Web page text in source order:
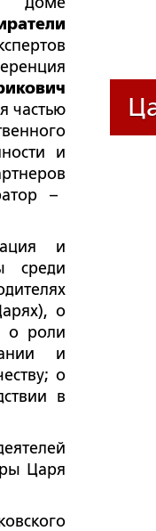
частью
и
–
и
среди
о
о роли
и
о
в
Царя